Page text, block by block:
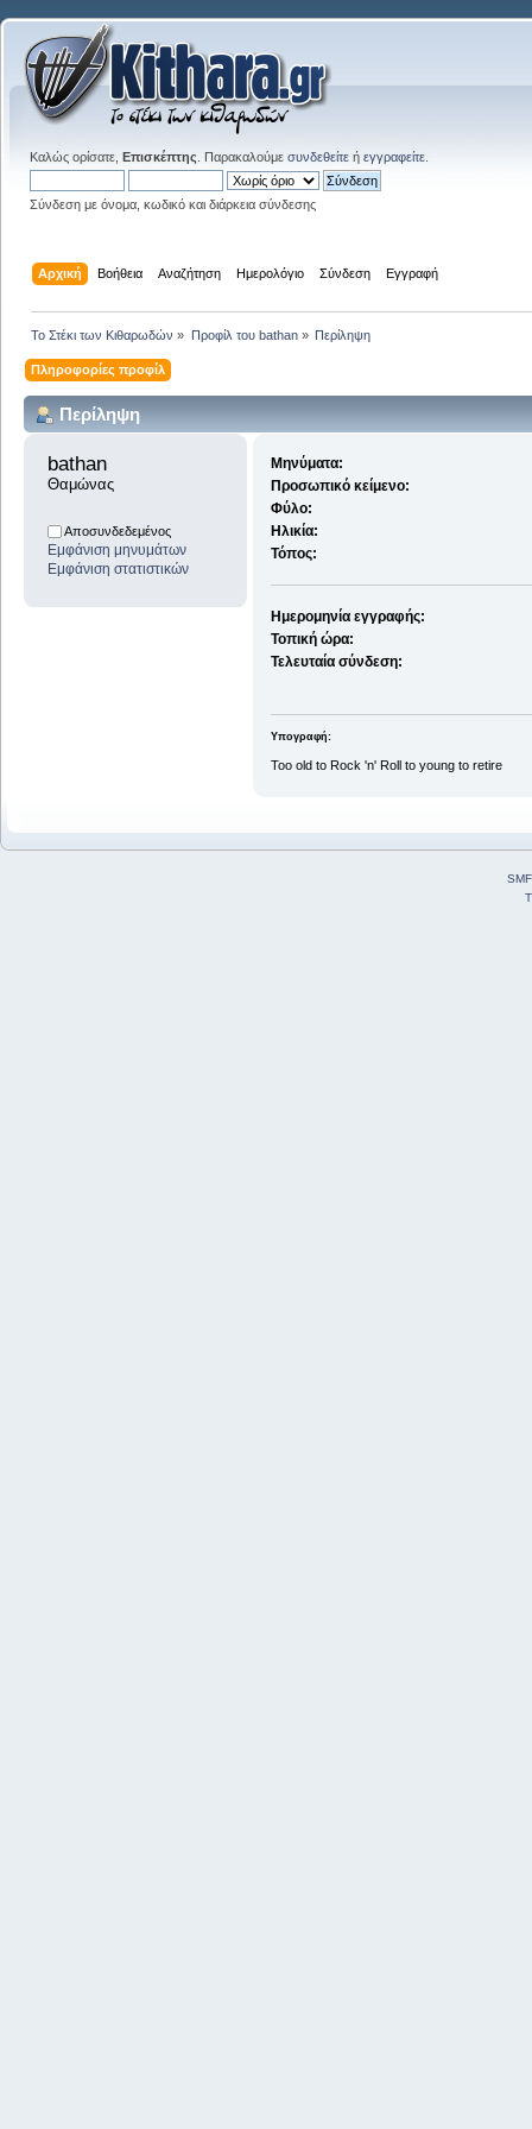
Καλώς ορίσατε, Επισκέπτης . Παρακαλούμε συνδεθείτε ή εγγραφείτε
Σύνδεση με όνομα, κωδικό και διάρκεια σύνδεσης
Αρχική Βοήθεια Αναζήτηση Ημερολόγιο Σύνδεση Εγγραφή
Το Στέκι των Κιθαρωδών » Προφίλ του bathan» Περίληψη
Πληροφορίες προφίλ
Περίληψη
bathan
Θαμώνας
Αποσυνδεδεμένος
Εμφάνιση μηνυμάτων
Εμφάνιση στατιστικών
Μηνύματα:
Προσωπικό κείμενο:
Φύλο:
Ηλικία:
Τόπος:
Ημερομηνία εγγραφής:
Τοπική ώρα:
Τελευταία σύνδεση:
Υπογραφή:
Too old to Rock 'n' Roll to young to retire